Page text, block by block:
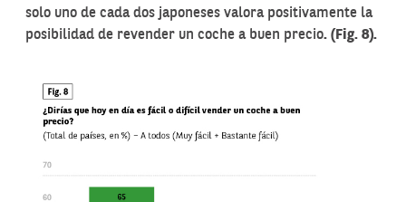
solo uno de cada dos japoneses valora positivamente la
posibilidad de revender un coche a buen precio. (Fig. 8).